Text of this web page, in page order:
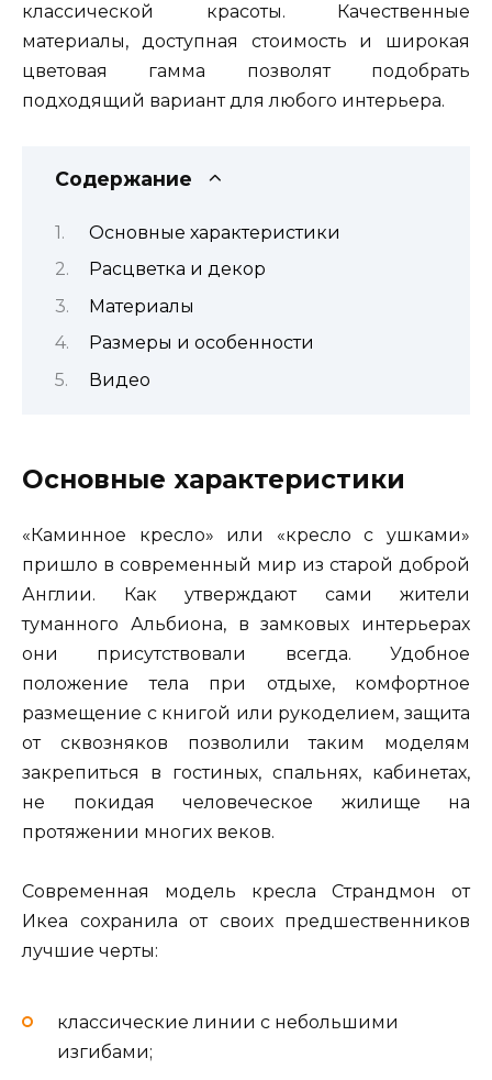
классической красоты. Качественные
материалы, доступная стоимость и широкая
цветовая гамма позволят подобрать
подходящий вариант для любого интерьера.
Содержание
Основные характеристики
Расцветка и декор
Материалы
Размеры и особенности
Видео
Основные характеристики
«Каминное кресло» или «кресло с ушками»
пришло в современный мир из старой доброй
Англии. Как утверждают сами жители
туманного Альбиона, в замковых интерьерах
они присутствовали всегда. Удобное
положение тела при отдыхе, комфортное
размещение с книгой или рукоделием, защита
от сквозняков позволили таким моделям
закрепиться в гостиных, спальнях, кабинетах,
не покидая человеческое жилище на
протяжении многих веков.
Современная модель кресла Страндмон от
Икеа сохранила от своих предшественников
лучшие черты:
классические линии с небольшими
изгибами;